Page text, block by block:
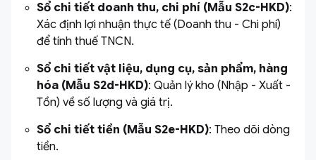
Sổ chi tiết doanh thu, chi phí (Mẫu S2c-HKD):
Xác định lợi nhuận thực tế (Doanh thu - Chi phí)
để tính thuế TNCN.
Sổ chi tiết vật liệu, dụng cụ, sản phẩm, hàng
hóa (Mẫu S2d-HKD): Quản lý kho (Nhập - Xuất -
Tồn) về số lượng và giá trị.
Sổ chi tiết tiền (Mẫu S2e-HKD): Theo dõi dòng
tiền.